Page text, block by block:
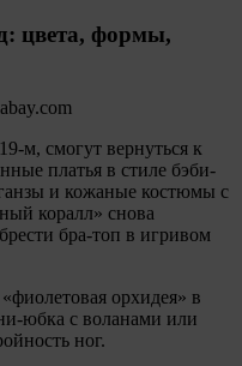
цвета, формы,
м, смогут вернуться к
платья в стиле бэби-
и кожаные костюмы с
коралл» снова
бра-топ в игривом
орхидея» в
юбка с воланами или
ног.